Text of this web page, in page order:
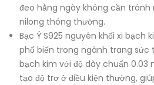
đeo hằng ngày không cần
nilong thông thường.
Bạc Ý S925 nguyên khối xi
phổ biến trong ngành trang sức
bạch kim với độ dày chuẩn
tạo độ trơ ở điều kiện thường,